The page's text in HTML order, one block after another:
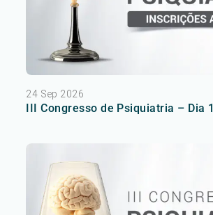
24 Sep 2026
III Congresso de Psiquiatria – Dia 1